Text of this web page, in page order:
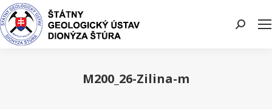
Search:
M200_26-Zilina-m